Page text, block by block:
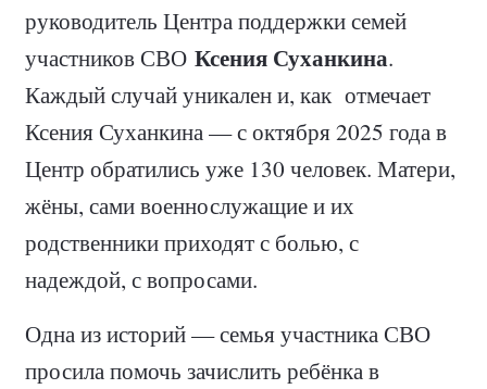
руководитель Центра поддержки семей
участников СВО Ксения Суханкина.
Каждый случай уникален и, как отмечает
Ксения Суханкина — с октября 2025 года в
Центр обратились уже 130 человек. Матери,
жёны, сами военнослужащие и их
родственники приходят с болью, с
надеждой, с вопросами.
Одна из историй — семья участника СВО
просила помочь зачислить ребёнка в